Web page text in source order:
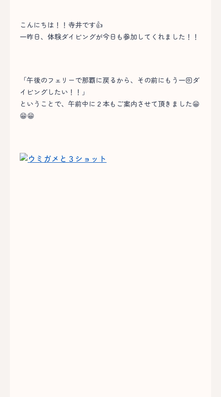
こんにちは！！寺井です👍
一昨日、体験ダイビングが今日も参加してくれました！！
「午後のフェリーで那覇に戻るから、その前にもう一回ダ
イビングしたい！！」
ということで、午前中に２本もご案内させて頂きました😁
😁😁